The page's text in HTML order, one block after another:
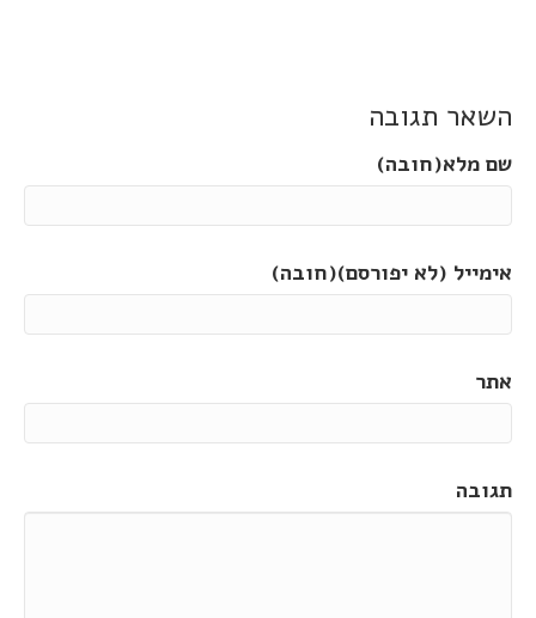
השאר תגובה
שם מלא(חובה)
אימייל (לא יפורסם)(חובה)
אתר
תגובה